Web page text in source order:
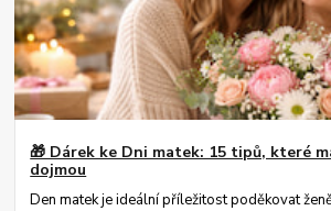
🎁 Dárek ke Dni matek: 15 tipů, které
dojmou
Den matek je ideální příležitost poděkovat